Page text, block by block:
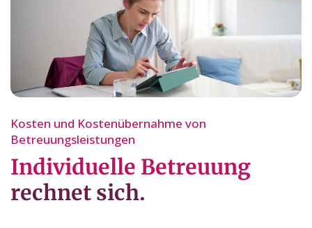
Kosten und Kostenübernahme von
Betreuungsleistungen
Individuelle Betreuung
rechnet sich.